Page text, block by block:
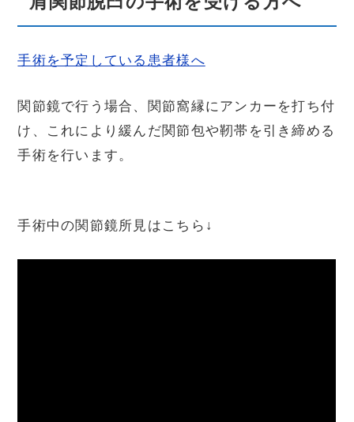
手術を予定している患者様へ
関節鏡で行う場合、関節窩縁にアンカーを打ち付
け、これにより緩んだ関節包や靭帯を引き締める
手術を行います。
手術中の関節鏡所見はこちら↓